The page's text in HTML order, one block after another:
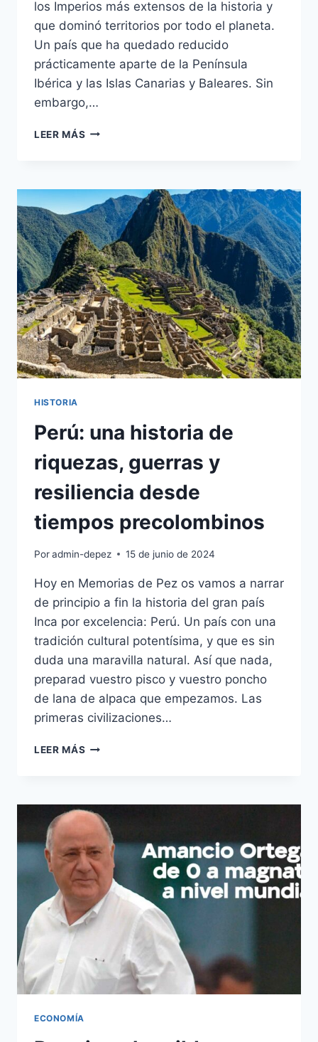
los Imperios más extensos de la historia y
que dominó territorios por todo el planeta.
Un país que ha quedado reducido
prácticamente aparte de la Península
Ibérica y las Islas Canarias y Baleares. Sin
embargo,…
LEER MÁS DESCUBRE
DE
ESPAÑA:
DESDE
ÁFRICA
HASTA
LA
ANTÁRTIDA
HISTORIA
Perú: una historia de
riquezas, guerras y
resiliencia desde
tiempos precolombinos
Poradmin-depez 15 de junio de 2024
Hoy en Memorias de Pez os vamos a narrar
de principio a fin la historia del gran país
Inca por excelencia: Perú. Un país con una
tradición cultural potentísima, y que es sin
duda una maravilla natural. Así que nada,
preparad vuestro pisco y vuestro poncho
de lana de alpaca que empezamos. Las
primeras civilizaciones…
LEER MÁS PERÚ:
RIQUEZAS,
GUERRAS
Y
RESILIENCIA
DESDE
TIEMPOS
PRECOLOMBINOS
ECONOMÍA